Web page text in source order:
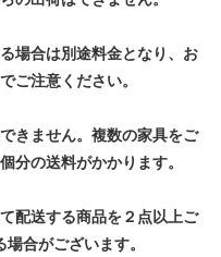
場合は別途料金となり、お
ご注意ください。
きません。複数の家具をご
分の送料がかかります。
配送する商品を２点以上ご
合がございます。